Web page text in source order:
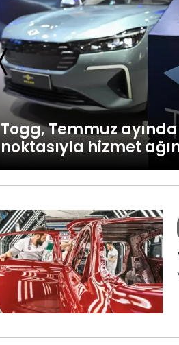
Togg, Temmuz ayında
noktasıyla hizmet